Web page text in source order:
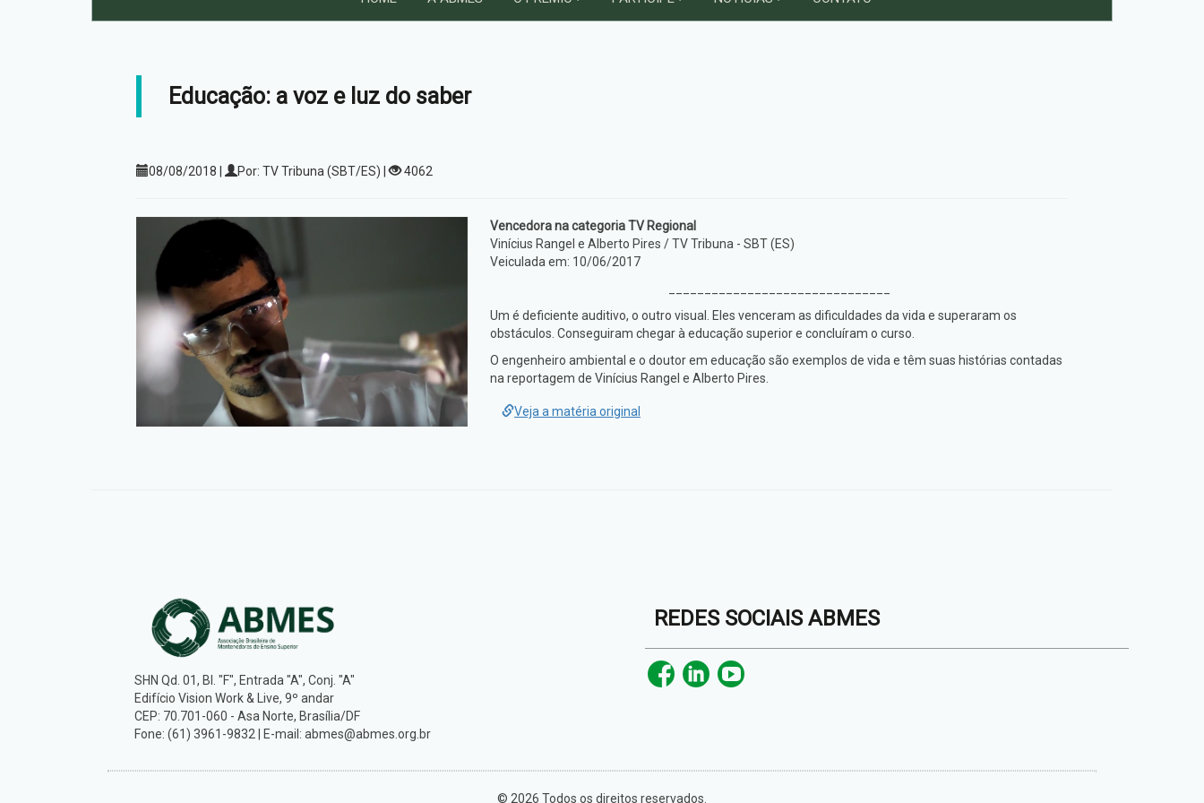
Educação: a voz e luz do saber
08/08/2018 | Por: TV Tribuna (SBT/ES) | 4062
Vencedora na categoria TV Regional
Vinícius Rangel e Alberto Pires / TV Tribuna - SBT (ES)
Veiculada em: 10/06/2017
Um é deficiente auditivo, o outro visual. Eles venceram as dificuldades da vida e superaram os
obstáculos. Conseguiram chegar à educação superior e concluíram o curso.
O engenheiro ambiental e o doutor em educação são exemplos de vida e têm suas histórias contadas
na reportagem de Vinícius Rangel e Alberto Pires.
Veja a matéria original
SHN Qd. 01, Bl. "F", Entrada "A", Conj. "A"
Edifício Vision Work & Live, 9º andar
CEP: 70.701-060 - Asa Norte, Brasília/DF
Fone: (61) 3961-9832 | E-mail: abmes@abmes.org.br
REDES SOCIAIS ABMES
© 2026 Todos os direitos reservados.